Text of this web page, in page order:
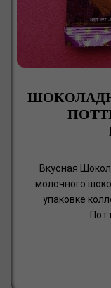
Вкусная
молочного
упаковке